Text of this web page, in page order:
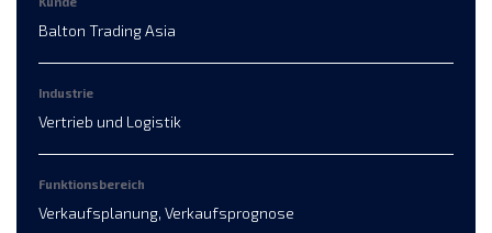
Balton Trading Asia
Industrie
Vertrieb und Logistik
Funktionsbereich
Verkaufsplanung, Verkaufsprognose